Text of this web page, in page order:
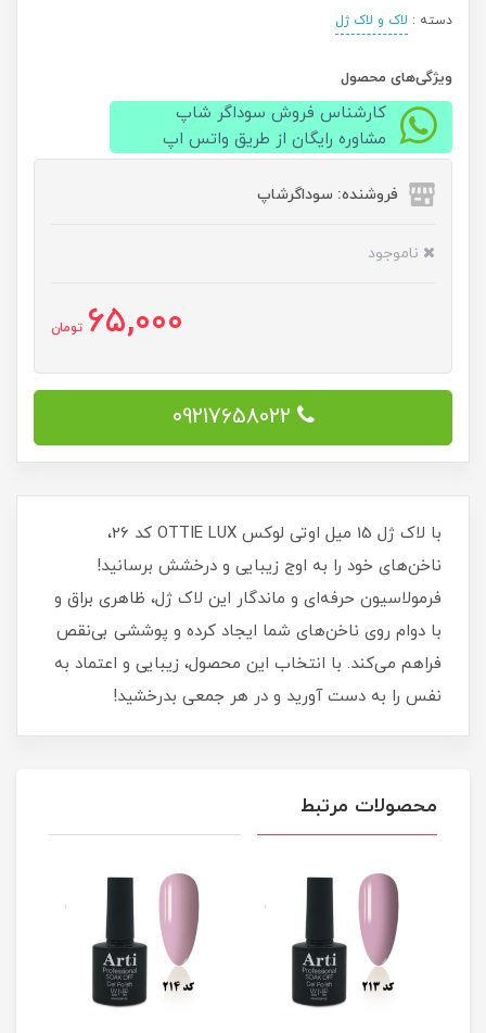
دسته : لاک و لاک ژل
ویژگی‌های محصول
کارشناس فروش سوداگر شاپ
مشاوره رایگان از طریق واتس اپ
فروشنده: سوداگرشاپ
ناموجود
65,000 تومان
09217658022
با لاک ژل 15 میل اوتی لوکس OTTIE LUX کد 26،
ناخن‌های خود را به اوج زیبایی و درخشش برسانید!
فرمولاسیون حرفه‌ای و ماندگار این لاک ژل، ظاهری براق و
با دوام روی ناخن‌های شما ایجاد کرده و پوششی بی‌نقص
فراهم می‌کند. با انتخاب این محصول، زیبایی و اعتماد به
نفس را به دست آورید و در هر جمعی بدرخشید!
محصولات مرتبط